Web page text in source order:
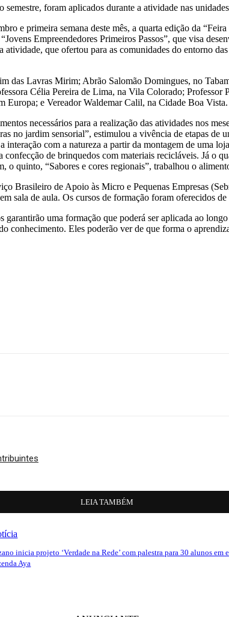
foram aplicados durante a atividade nas unidades
e primeira semana deste mês, a quarta edição da
Empreendedores Primeiros Passos”, que visa
que ofertou para as comunidades do entorno
das Lavras Mirim; Abrão Salomão Domingues, no
Célia Pereira de Lima, na Vila Colorado; Professor
Europa; e Vereador Waldemar Calil, na Cidade Boa Vista.
necessários para a realização das atividades nos
no jardim sensorial”, estimulou a vivência de etapas de
com a natureza a partir da montagem de uma
de brinquedos com materiais recicláveis. Já o
quinto, “Sabores e cores regionais”, trabalhou o
Brasileiro de Apoio às Micro e Pequenas Empresas
sala de aula. Os cursos de formação foram oferecidos
uma formação que poderá ser aplicada ao
conhecimento. Eles poderão ver de que forma o
LEIA TAMBÉM
inicia projeto ‘Verdade na Rede’ com palestra para 30 alunos em
Aya